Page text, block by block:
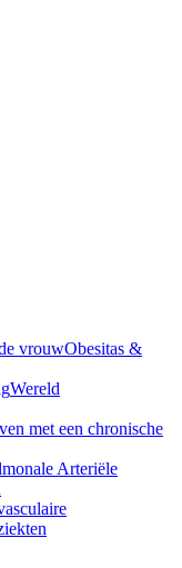
vrouwObesitas &
Wereld
met een chronische
Arteriële